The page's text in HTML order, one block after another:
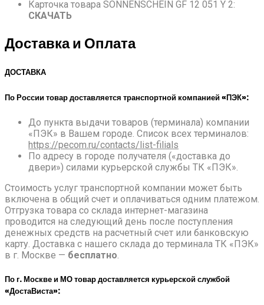
Карточка товара SONNENSCHEIN GF 12 051 Y 2:
СКАЧАТЬ
Доставка и Оплата
ДОСТАВКА
По России товар доставляется транспортной компанией «ПЭК»:
До пункта выдачи товаров (терминала) компании
«ПЭК» в Вашем городе. Список всех терминалов:
https://pecom.ru/contacts/list-filials
По адресу в городе получателя («доставка до
двери») силами курьерской службы ТК «ПЭК».
Стоимость услуг транспортной компании может быть
включена в общий счет и оплачиваться одним платежом.
Отгрузка товара со склада интернет-магазина
проводится на следующий день после поступления
денежных средств на расчетный счет или банковскую
карту. Доставка с нашего склада до терминала ТК «ПЭК»
в г. Москве — бесплатно.
По г. Москве и МО товар доставляется курьерской службой
«ДостаВиста»: